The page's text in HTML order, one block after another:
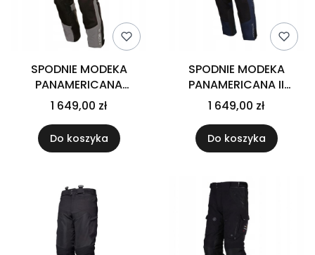
SPODNIE MODEKA
PANAMERICANA
SZARY/CZARNY
1 649,00 zł
Do koszyka
SPODNIE MODEKA
PANAMERICANA II
NIEBIESKI/POPIELATY
1 649,00 zł
Do koszyka